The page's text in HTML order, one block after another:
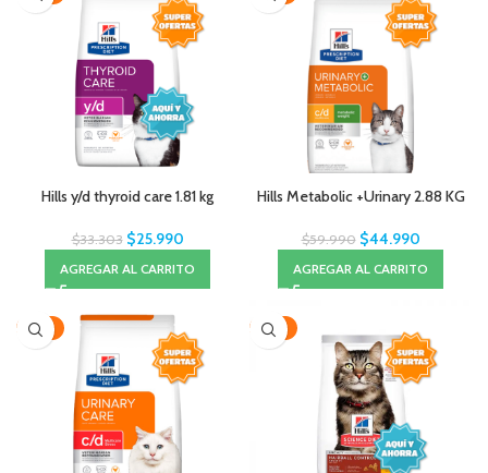
Hills y/d thyroid care 1.81 kg
$33.303 $25.990
AGREGAR AL CARRITO
Hills Metabolic +Urinary 2.88 KG
$59.990 $44.990
AGREGAR AL CARRITO
-25% -25%